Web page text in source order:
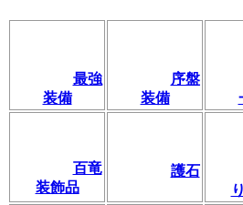
最強
装備
序盤
装備
百竜
装飾品
護石